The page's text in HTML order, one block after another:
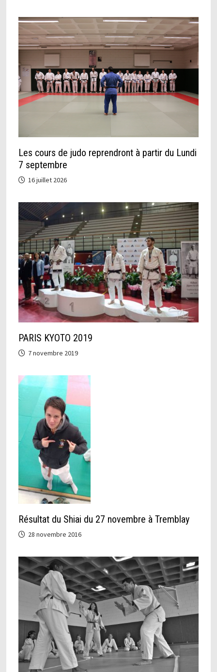
Les cours de judo reprendront à partir du Lundi
7 septembre
16 juillet 2026
PARIS KYOTO 2019
7 novembre 2019
Résultat du Shiai du 27 novembre à Tremblay
28 novembre 2016